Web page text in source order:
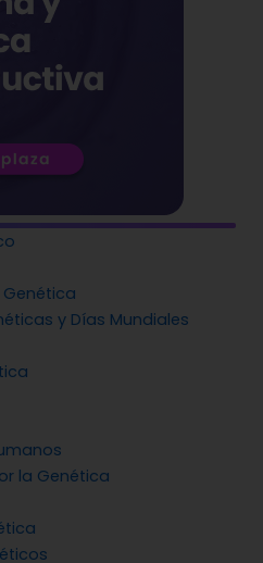
y Días Mundiales
la Genética